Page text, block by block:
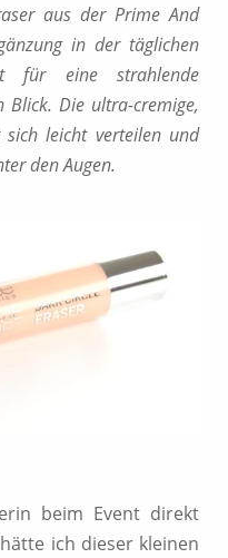
aus der Prime And
in der täglichen
für eine strahlende
Blick. Die ultra-cremige,
sich leicht verteilen und
den Augen.
beim Event direkt
ich dieser kleinen